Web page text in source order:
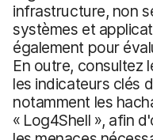
infrastructure, non
systèmes et
également pour
En outre, consultez
les indicateurs clés
notamment les
« Log4Shell », afin